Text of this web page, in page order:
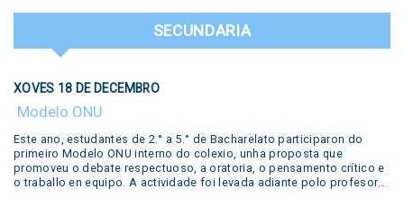
poemas, podcasts, salas de escape e ata un xuízo en vivo. Todas
estas propostas formaron parte do traballo e a creatividade dos
nosos alumnos. Unha experiencia que puxo en valor a aprendizaxe
do inglés a través da arte, a literatura e o traballo colaborativo,
Literary Concert This year, students from 5th grades from primary
school up to 5th year from secondary have worked in our year-long
workshop with different literary productions by famous writers such
as Edgar Allan Poe, Emily Dickinson, William Shakespeare, John
Keats and Walt Whitman. Several productions prepared by the
students during the year were shown in our concert: live
performances of short plays, reading of poems, podcasts, escape
rooms, trailers and even a live trial. Many of these were developed in
SECUNDARIA
XOVES 18 DE DECEMBRO
Modelo ONU
Este ano, estudantes de 2.° a 5.° de Bacharelato participaron do
primeiro Modelo ONU interno do colexio, unha proposta que
promoveu o debate respectuoso, a oratoria, o pensamento crítico e
o traballo en equipo. A actividade foi levada adiante polo profesor